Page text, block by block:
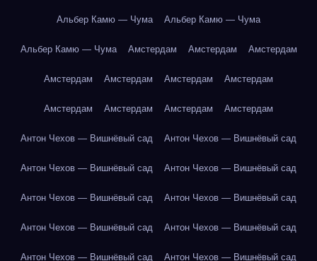
Альбер Камю — Чума Альбер Камю — Чума
Альбер Камю — Чума Амстердам Амстердам Амстердам
Амстердам Амстердам Амстердам Амстердам
Амстердам Амстердам Амстердам Амстердам
Антон Чехов — Вишнёвый сад Антон Чехов — Вишнёвый сад
Антон Чехов — Вишнёвый сад Антон Чехов — Вишнёвый сад
Антон Чехов — Вишнёвый сад Антон Чехов — Вишнёвый сад
Антон Чехов — Вишнёвый сад Антон Чехов — Вишнёвый сад
Антон Чехов — Вишнёвый сад Антон Чехов — Вишнёвый сад